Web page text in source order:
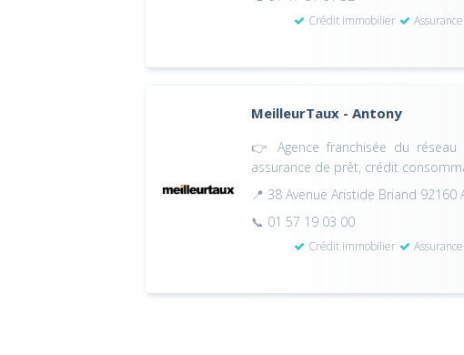
Crédit immobilier
MeilleurTaux - Antony
👉 Agence franchisée du réseau
assurance de prêt, crédit
📍 38 Avenue Aristide Briand 92160
📞 01 57 19 03 00
Crédit immobilier